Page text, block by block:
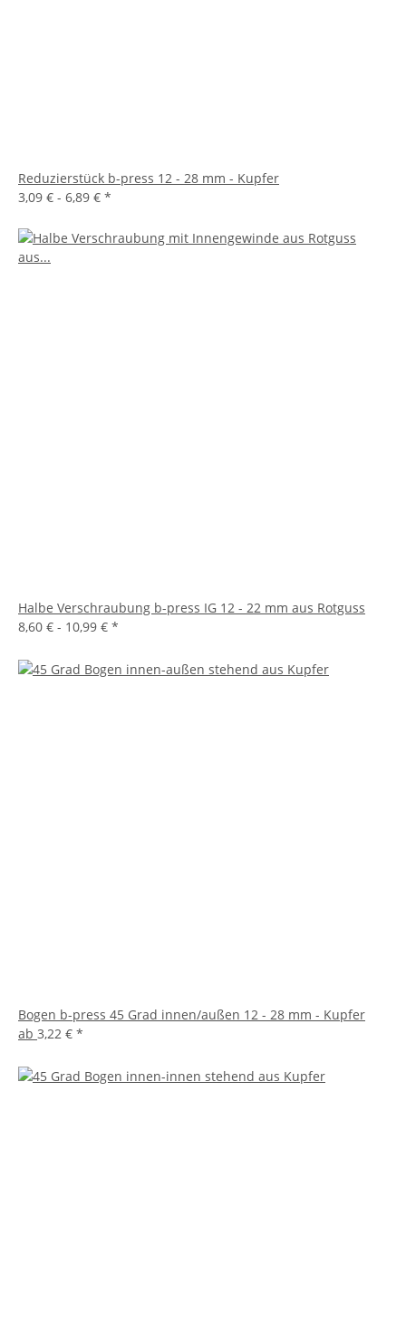
Reduzierstück b-press 12 - 28 mm - Kupfer
3,09 € - 6,89 € *
Halbe Verschraubung b-press IG 12 - 22 mm aus Rotguss
8,60 € - 10,99 € *
Bogen b-press 45 Grad innen/außen 12 - 28 mm - Kupfer
ab 3,22 € *